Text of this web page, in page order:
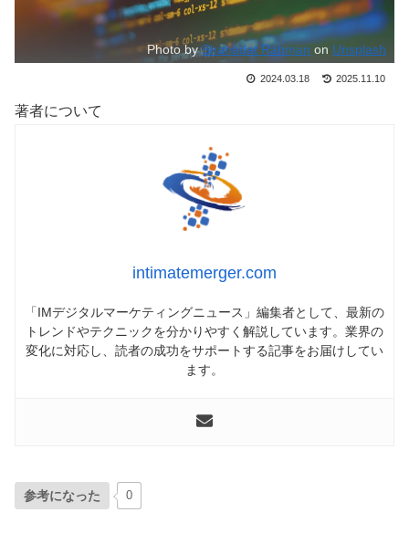
Photo byShahadat Rahman on Unsplash
2024.03.18 2025.11.10
著者について
intimatemerger.com
「IMデジタルマーケティングニュース」編集者として、最新の
トレンドやテクニックを分かりやすく解説しています。業界の
変化に対応し、読者の成功をサポートする記事をお届けしてい
ます。
参考になった 0